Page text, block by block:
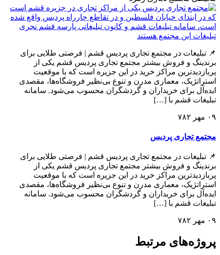
📌 تبلیغات در مجتمع تجاری پردیس قشم | فرصتی طلایی برای
برندینگ و فروش بیشتر مجتمع تجاری پردیس قشم یکی از
پربازدیدترین مراکز خرید در این جزیره است که با موقعیت
استراتژیک، معماری مدرن و تنوع بی‌نظیر فروشگاه‌ها، مقصدی
ایده‌آل برای خریداران و گردشگران محسوب می‌شود. سامانه
تبلیغات قشم با […]
۰۹ مهر ۷۸۲
مجتمع تجاری پردیس
📌 تبلیغات در مجتمع تجاری پردیس قشم | فرصتی طلایی برای
برندینگ و فروش بیشتر مجتمع تجاری پردیس قشم یکی از
پربازدیدترین مراکز خرید در این جزیره است که با موقعیت
استراتژیک، معماری مدرن و تنوع بی‌نظیر فروشگاه‌ها، مقصدی
ایده‌آل برای خریداران و گردشگران محسوب می‌شود. سامانه
تبلیغات قشم با […]
۰۹ مهر ۷۸۲
پروژه‌های مرتبط